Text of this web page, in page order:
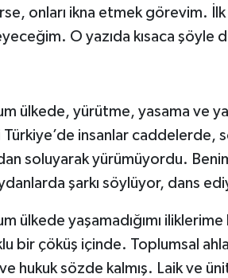
onları ikna etmek görevim. İlk
O yazıda kısaca şöyle
ülkede, yürütme, yasama ve
insanlar caddelerde,
soluyarak yürümüyordu.
şarkı söylüyor, dans
ülkede yaşamadığımı
bir çöküş içinde. Toplumsal
hukuk sözde kalmış. Laik ve